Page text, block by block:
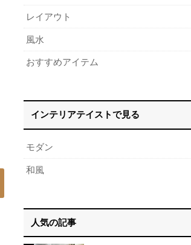
レイアウト
風水
おすすめアイテム
インテリアテイストで見る
モダン
和風
人気の記事